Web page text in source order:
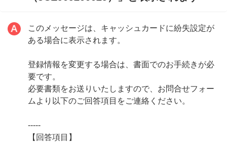
このメッセージは、キャッシュカードに紛失設定が
ある場合に表示されます。
登録情報を変更する場合は、書面でのお手続きが必
要です。
必要書類をお送りいたしますので、お問合せフォー
ムより以下のご回答項目をご連絡ください。
-----
【回答項目】